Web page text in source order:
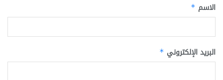
الاسم *
البريد الإلكتروني *